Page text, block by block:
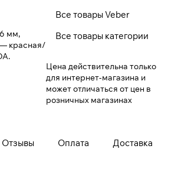
мм,
красная/
Все товары Veber
Все товары категории
Цена действительна только
для интернет-магазина и
может отличаться от цен в
розничных магазинах
Отзывы Оплата Доставка
сегодня только25%
товар
способом
% будут